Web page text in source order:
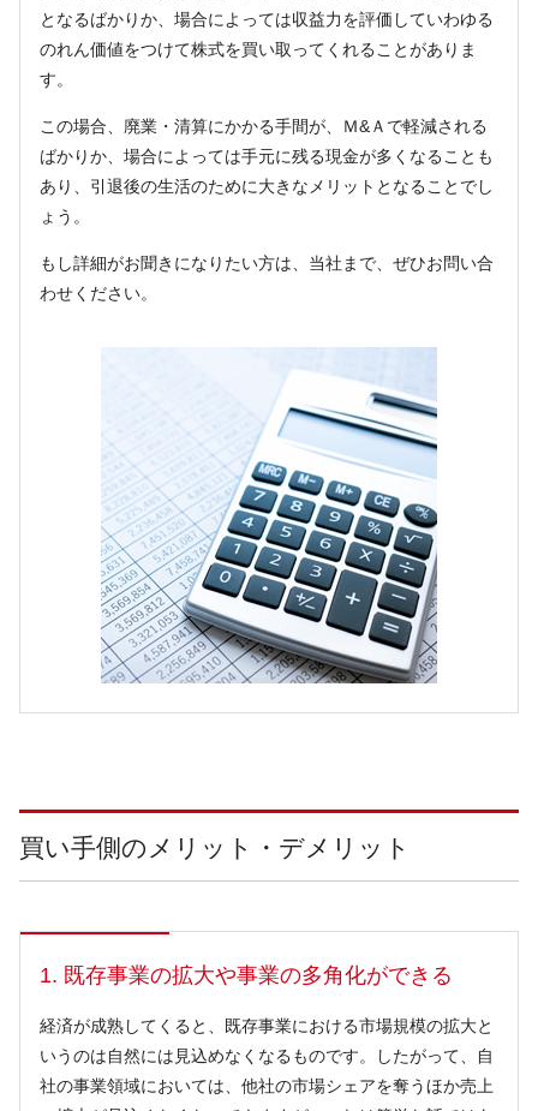
となるばかりか、場合によっては収益力を評価していわゆる
のれん価値をつけて株式を買い取ってくれることがありま
す。
この場合、廃業・清算にかかる手間が、Ｍ&Ａで軽減される
ばかりか、場合によっては手元に残る現金が多くなることも
あり、引退後の生活のために大きなメリットとなることでし
ょう。
もし詳細がお聞きになりたい方は、当社まで、ぜひお問い合
わせください。
買い手側のメリット・デメリット
1. 既存事業の拡大や事業の多角化ができる
経済が成熟してくると、既存事業における市場規模の拡大と
いうのは自然には見込めなくなるものです。したがって、自
社の事業領域においては、他社の市場シェアを奪うほか売上